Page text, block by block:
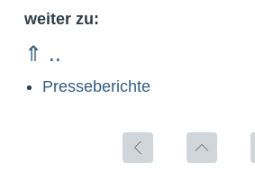
weiter zu:
⇑ ..
Presseberichte